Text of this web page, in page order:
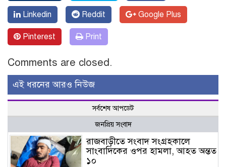
Linkedin Reddit Google Plus
Pinterest Print
Comments are closed.
এই ধরনের আরও নিউজ
সর্বশেষ আপডেট
জনপ্রিয় সংবাদ
রাজবাড়ীতে সংবাদ সংগ্রহকালে
সাংবাদিকের ওপর হামলা, আহত অন্তত
১০